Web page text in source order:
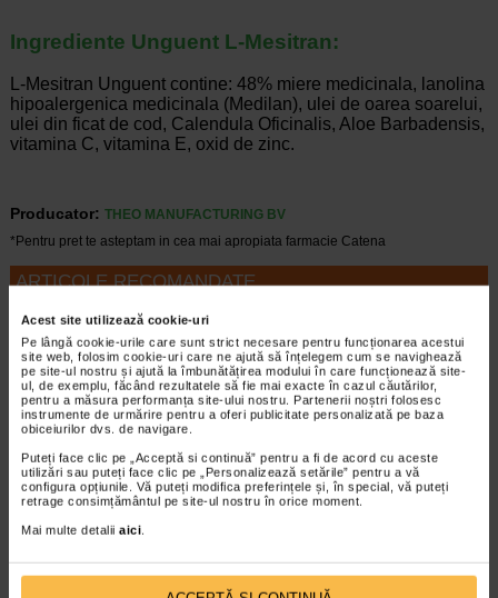
Acest site utilizează cookie-uri
Pe lângă cookie-urile care sunt strict necesare pentru funcționarea acestui
site web, folosim cookie-uri care ne ajută să înțelegem cum se navighează
pe site-ul nostru și ajută la îmbunătățirea modului în care funcționează site-
ul, de exemplu, făcând rezultatele să fie mai exacte în cazul căutărilor,
pentru a măsura performanța site-ului nostru. Partenerii noștri folosesc
instrumente de urmărire pentru a oferi publicitate personalizată pe baza
obiceiurilor dvs. de navigare.
Puteți face clic pe „Acceptă si continuă” pentru a fi de acord cu aceste
utilizări sau puteți face clic pe „Personalizează setările” pentru a vă
configura opțiunile. Vă puteți modifica preferințele și, în special, vă puteți
retrage consimțământul pe site-ul nostru în orice moment.
Mai multe detalii aici.
Ingrediente Unguent L-Mesitran:
L-Mesitran Unguent contine: 48% miere medicinala, lanolina
hipoalergenica medicinala (Medilan), ulei de oarea soarelui,
ulei din ficat de cod, Calendula Oficinalis, Aloe Barbadensis,
vitamina C, vitamina E, oxid de zinc.
Producator: THEO MANUFACTURING BV
*Pentru pret te asteptam in cea mai apropiata farmacie Catena
ARTICOLE RECOMANDATE
Ulcer varicos: cauze, factori de risc si tratament
Boli ale sistemului circulator
Ulcerul varicos, cunoscut si sub denumirea
de ulcer de staza venoasa sau ulcer venos,
este de fapt o rana care se vindeca mai
greu decat ar fi normal. Apare pe fondul
Timp de citire:5 minute, 7 secunde 19 mai 2023
Ce este, cum arata si cum se trateaza arsura de
grad 1
Arsura de grad 1 se mai numeste si arsura
superficiala, fiind astfel evident ca vorbim